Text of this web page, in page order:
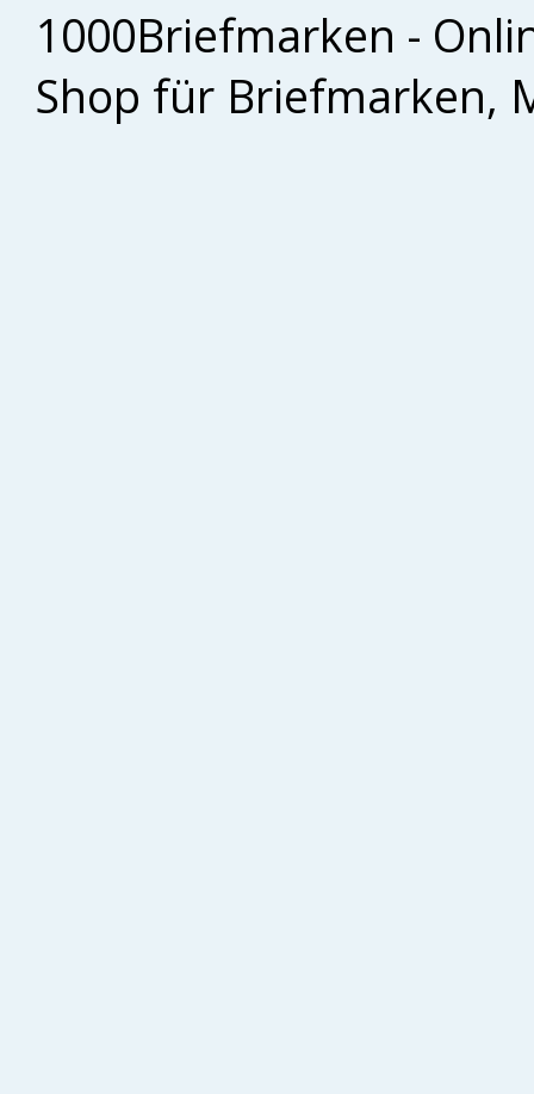
1000Briefmarken -
Shop für Briefmarken,